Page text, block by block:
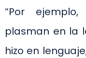
“Por
plasman en la
hizo en